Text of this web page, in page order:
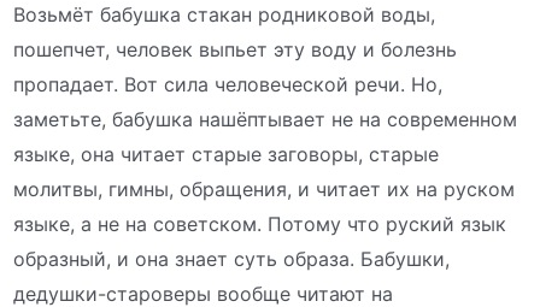
Возьмёт бабушка стакан родниковой воды,
пошепчет, человек выпьет эту воду и болезнь
пропадает. Вот сила человеческой речи. Но,
заметьте, бабушка нашёптывает не на современном
языке, она читает старые заговоры, старые
молитвы, гимны, обращения, и читает их на руском
языке, а не на советском. Потому что руский язык
образный, и она знает суть образа. Бабушки,
дедушки-староверы вообще читают на